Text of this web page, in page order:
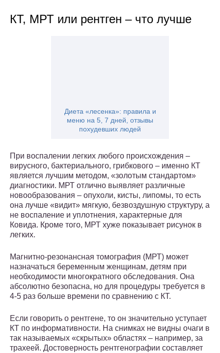
КТ, МРТ или рентген – что лучше
Диета «лесенка»: правила и
меню на 5, 7 дней, отзывы
похудевших людей
При воспалении легких любого происхождения –
вирусного, бактериального, грибкового – именно КТ
является лучшим методом, «золотым стандартом»
диагностики. МРТ отлично выявляет различные
новообразования – опухоли, кисты, липомы, то есть
она лучше «видит» мягкую, безвоздушную структуру, а
не воспаление и уплотнения, характерные для
Ковида. Кроме того, МРТ хуже показывает рисунок в
легких.
Магнитно-резонансная томография (МРТ) может
назначаться беременным женщинам, детям при
необходимости многократного обследования. Она
абсолютно безопасна, но для процедуры требуется в
4-5 раз больше времени по сравнению с КТ.
Если говорить о рентгене, то он значительно уступает
КТ по информативности. На снимках не видны очаги в
так называемых «скрытых» областях – например, за
трахеей. Достоверность рентгенографии составляет